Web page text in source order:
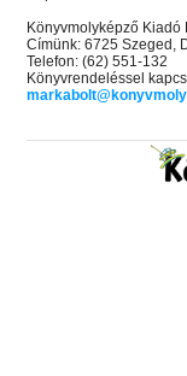
Könyvmolyképző Kiadó
Címünk: 6725 Szeged,
Telefon: (62) 551-132
Könyvrendeléssel